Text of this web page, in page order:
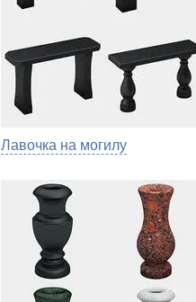
Лавочка на могилу